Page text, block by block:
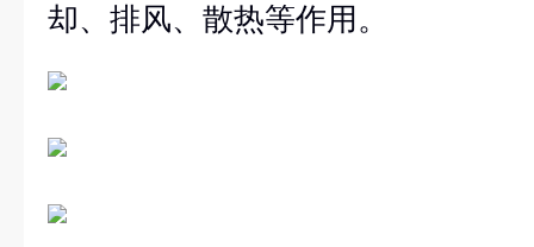
却、排风、散热等作用。